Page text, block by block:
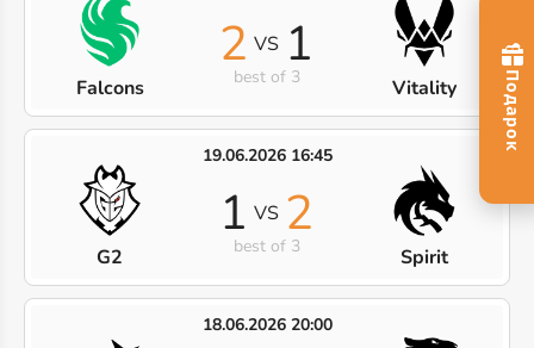
Falcons
2 VS 1
best of 3 Vitality
19.06.2026 16:45
G2
1 VS 2
best of 3 Spirit
18.06.2026 20:00